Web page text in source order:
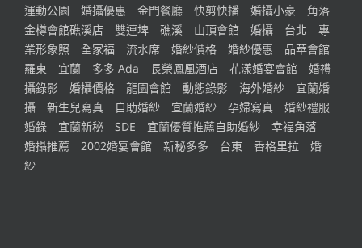
運動公園
婚攝優惠 金門餐廳 快剪快播 婚攝小豪
角落
金樽會館礁溪店
雙連埤 礁溪 山頂會館 婚攝 台北
專
業形象照
全家福 流水席 婚紗價格 婚紗優惠
品華會館
羅東
宜蘭 多多 Ada 長榮鳳凰酒店 花漾婚宴會館
婚禮
攝錄影
婚攝價格 龍園會館 動態錄影 海外婚紗
宜蘭婚
攝
新生兒寫真 自助婚紗 宜蘭婚紗 孕婦寫真
婚紗禮服
婚錄
宜蘭新秘 SDE 宜蘭優質推薦自助婚紗
幸福角落
婚攝推薦
2002婚宴會館 新秘多多 台東 香格里拉
婚
紗